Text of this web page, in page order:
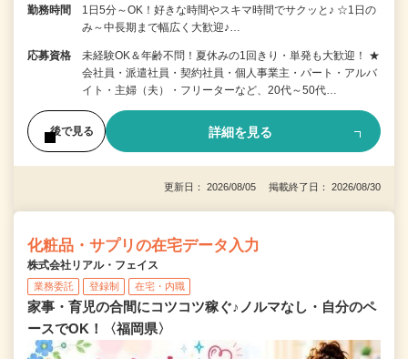
勤務時間
1日5分～OK！好きな時間やスキマ時間でサクッと♪ ☆1日の
み～中長期まで幅広く大歓迎♪…
応募資格
未経験OK＆年齢不問！夏休みの1回きり・単発も大歓迎！ ★
会社員・派遣社員・契約社員・個人事業主・パート・アルバ
イト・主婦（夫）・フリーターなど、20代～50代…
後で見る 詳細を見る
更新日： 2026/08/05 掲載終了日： 2026/08/30
化粧品・サプリの在宅データ入力
株式会社リアル・フェイス
業務委託 登録制 在宅・内職
家事・育児の合間にコツコツ稼ぐ♪ノルマなし・自分のペ
ースでOK！〈福岡県〉